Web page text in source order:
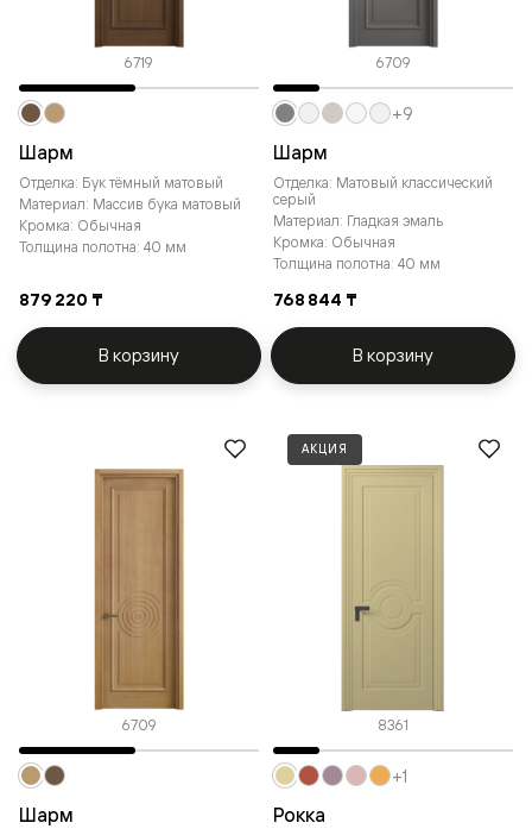
6719
Шарм
Отделка: Бук тёмный матовый
Материал: Массив бука матовый
Кромка: Обычная
Толщина полотна: 40 мм
879 220 ₸
В корзину
6709
Шарм
Отделка: Матовый классический
серый
Материал: Гладкая эмаль
Кромка: Обычная
Толщина полотна: 40 мм
768 844 ₸
+9
В корзину
6709
Шарм
АКЦИЯ
8361
Рокка
+1